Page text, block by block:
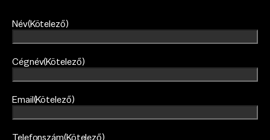
Név(Kötelező)
Cégnév(Kötelező)
Email(Kötelező)
Telefonszám(Kötelező)